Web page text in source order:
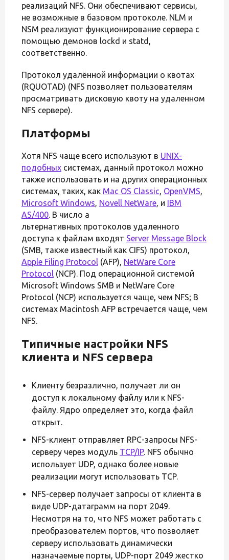
реализаций NFS. Они обеспечивают сервисы,
не возможные в базовом протоколе. NLM и
NSM реализуют функционирование сервера с
помощью демонов lockd и statd,
соответственно.
Протокол удалённой информации о квотах
(RQUOTAD) (NFS позволяет пользователям
просматривать дисковую квоту на удаленном
NFS сервере).
Платформы
Хотя NFS чаще всего используют в UNIX-
подобных системах, данный протокол можно
также использовать и на других операционных
системах, таких, как Mac OS Classic, OpenVMS,
Microsoft Windows, Novell NetWare, и IBM
AS/400. В число а
льтернативных протоколов удаленного
доступа к файлам входят Server Message Block
(SMB, также известный как CIFS) протокол,
Apple Filing Protocol (AFP), NetWare Core
Protocol (NCP). Под операционной системой
Microsoft Windows SMB и NetWare Core
Protocol (NCP) используется чаще, чем NFS; В
системах Macintosh AFP встречается чаще, чем
NFS.
Типичные настройки NFS
клиента и NFS сервера
Клиенту безразлично, получает ли он
доступ к локальному файлу или к NFS-
файлу. Ядро определяет это, когда файл
открыт.
NFS-клиент отправляет RPC-запросы NFS-
серверу через модуль TCP/IP. NFS обычно
использует UDP, однако более новые
реализации могут использовать TCP.
NFS-сервер получает запросы от клиента в
виде UDP-датаграмм на порт 2049.
Несмотря на то, что NFS может работать с
преобразователем портов, что позволяет
серверу использовать динамически
назначаемые порты, UDP-порт 2049 жестко